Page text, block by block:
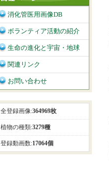
消化管医用画像DB
ボランティア活動の紹介
生命の進化と宇宙・地球
関連リンク
お問い合わせ
全登録画像:364969枚
植物の種類:3279種
登録動画数:17064個